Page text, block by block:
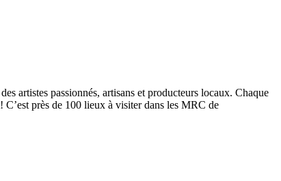
artistes passionnés, artisans et producteurs locaux. Chaque
près de 100 lieux à visiter dans les MRC de